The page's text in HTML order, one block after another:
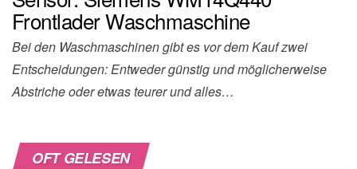
Frontlader Waschmaschine
Bei den Waschmaschinen gibt es vor dem Kauf zwei
Entscheidungen: Entweder günstig und möglicherweise
Abstriche oder etwas teurer und alles…
OFT GELESEN